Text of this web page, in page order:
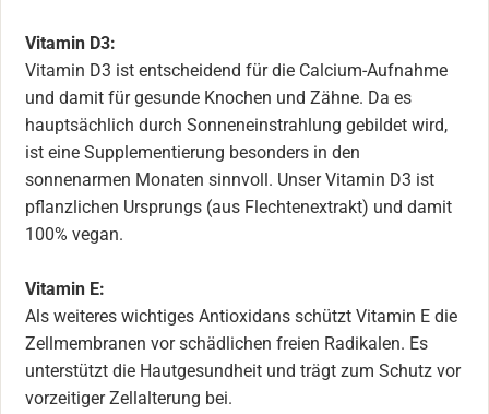
Vitamin D3:
Vitamin D3 ist entscheidend für die Calcium-Aufnahme
und damit für gesunde Knochen und Zähne. Da es
hauptsächlich durch Sonneneinstrahlung gebildet wird,
ist eine Supplementierung besonders in den
sonnenarmen Monaten sinnvoll. Unser Vitamin D3 ist
pflanzlichen Ursprungs (aus Flechtenextrakt) und damit
100% vegan.
Vitamin E:
Als weiteres wichtiges Antioxidans schützt Vitamin E die
Zellmembranen vor schädlichen freien Radikalen. Es
unterstützt die Hautgesundheit und trägt zum Schutz vor
vorzeitiger Zellalterung bei.